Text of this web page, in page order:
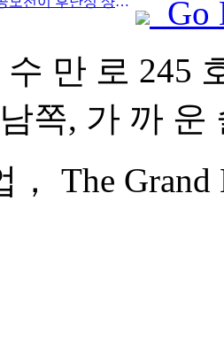
Go
만 로 245
쪽, 가 까 운
， The